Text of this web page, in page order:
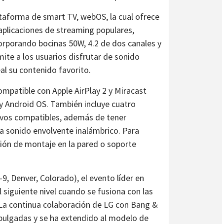
de smart TV, webOS, la cual ofrece
de streaming populares,
bocinas 50W, 4.2 de dos canales y
a los usuarios disfrutar de sonido
su contenido favorito.
con Apple AirPlay 2 y Miracast
OS. También incluye cuatro
compatibles, además de tener
sonido envolvente inalámbrico. Para
de montaje en la pared o soporte
Denver, Colorado), el evento líder en
nivel cuando se fusiona con las
continua colaboración de LG con Bang &
y se ha extendido al modelo de